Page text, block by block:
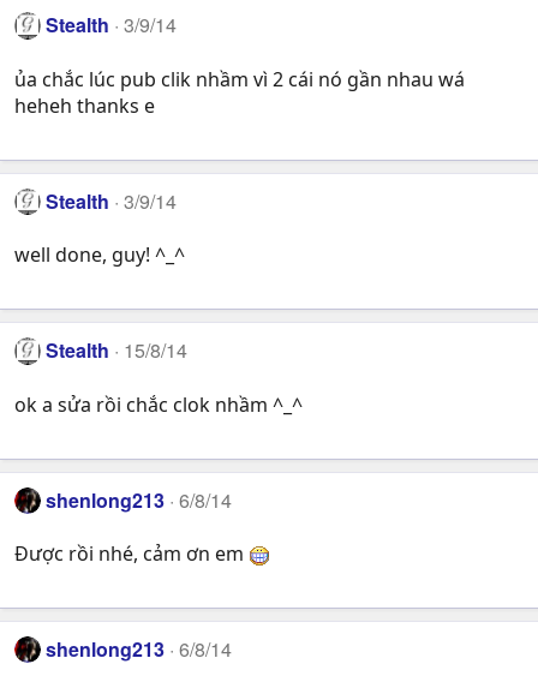
Stealth 3/9/14
ủa chắc lúc pub clik nhầm vì 2 cái nó gần nhau wá
heheh thanks e
Stealth 3/9/14
well done, guy! ^_^
Stealth 15/8/14
ok a sửa rồi chắc clok nhầm ^_^
shenlong213 6/8/14
Được rồi nhé, cảm ơn em
shenlong213 6/8/14